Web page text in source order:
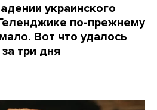
украинского
по-прежнему
Вот что удалось
три дня